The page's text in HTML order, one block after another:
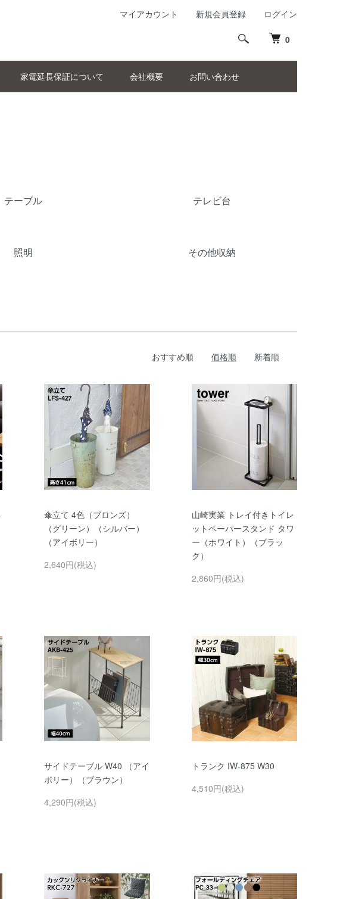
0
家電延長保証について 会社概要 お問い合わせ
マイアカウント 新規会員登録 ログイン
テーブル テレビ台
照明 その他収納
おすすめ順 価格順 新着順
傘立て 4色（ブロンズ）
（グリーン）（シルバー）
（アイボリー）
2,640円(税込)
山崎実業 トレイ付きトイレ
ットペーパースタンド タワ
ー（ホワイト）（ブラッ
ク）
2,860円(税込)
サイドテーブル W40 （アイ
ボリー）（ブラウン）
4,290円(税込)
トランク IW-875 W30
4,510円(税込)